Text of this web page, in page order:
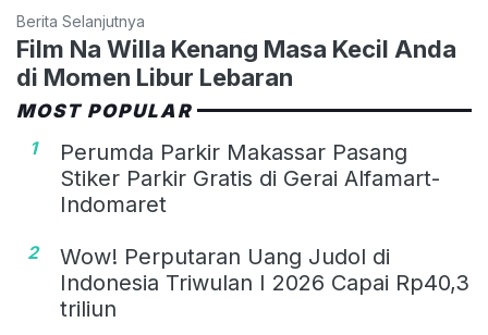
Berita Selanjutnya
Film Na Willa Kenang Masa Kecil Anda
di Momen Libur Lebaran
MOST POPULAR
1
Perumda Parkir Makassar Pasang
Stiker Parkir Gratis di Gerai Alfamart-
Indomaret
2
Wow! Perputaran Uang Judol di
Indonesia Triwulan I 2026 Capai Rp40,3
triliun